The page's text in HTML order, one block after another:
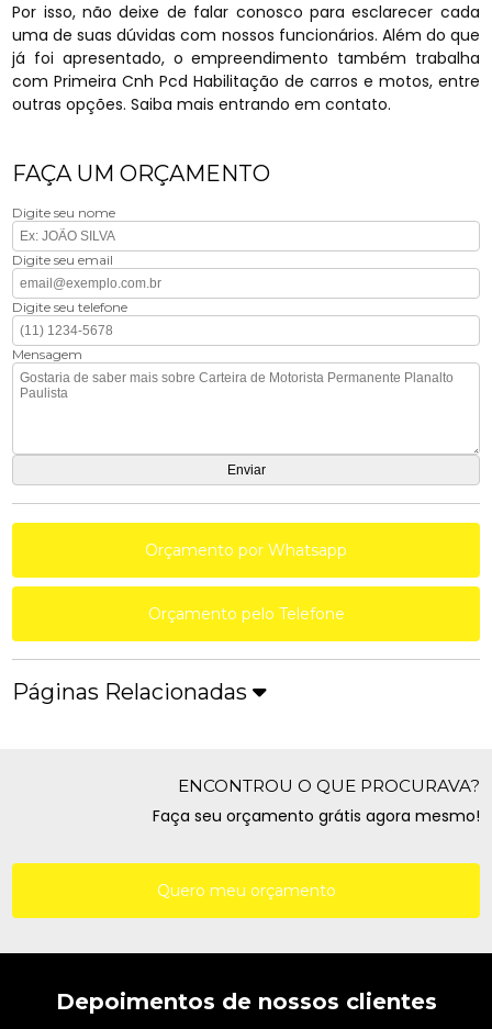
Por isso, não deixe de falar conosco para esclarecer cada
uma de suas dúvidas com nossos funcionários. Além do que
já foi apresentado, o empreendimento também trabalha
com Primeira Cnh Pcd Habilitação de carros e motos, entre
outras opções. Saiba mais entrando em contato.
FAÇA UM ORÇAMENTO
Digite seu nome
Digite seu email
Digite seu telefone
Mensagem
Orçamento por Whatsapp
Orçamento pelo Telefone
Páginas Relacionadas
ENCONTROU O QUE PROCURAVA?
Faça seu orçamento grátis agora mesmo!
Quero meu orçamento
Depoimentos de nossos clientes